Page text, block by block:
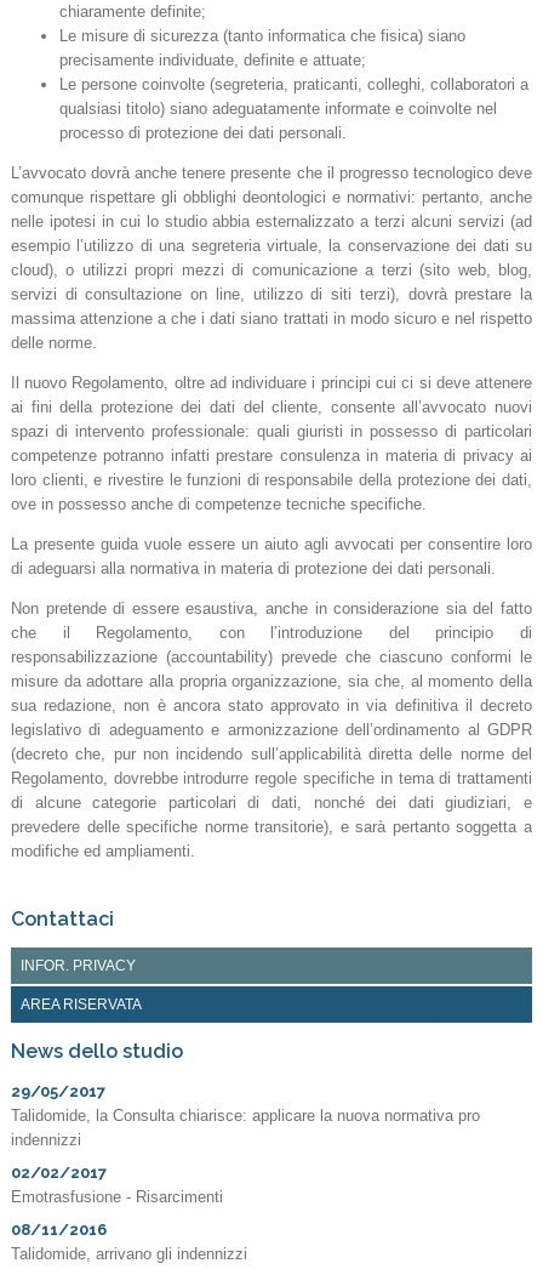
chiaramente definite;
Le misure di sicurezza (tanto informatica che fisica) siano
precisamente individuate, definite e attuate;
Le persone coinvolte (segreteria, praticanti, colleghi, collaboratori a
qualsiasi titolo) siano adeguatamente informate e coinvolte nel
processo di protezione dei dati personali.
L’avvocato dovrà anche tenere presente che il progresso tecnologico deve
comunque rispettare gli obblighi deontologici e normativi: pertanto, anche
nelle ipotesi in cui lo studio abbia esternalizzato a terzi alcuni servizi (ad
esempio l’utilizzo di una segreteria virtuale, la conservazione dei dati su
cloud), o utilizzi propri mezzi di comunicazione a terzi (sito web, blog,
servizi di consultazione on line, utilizzo di siti terzi), dovrà prestare la
massima attenzione a che i dati siano trattati in modo sicuro e nel rispetto
delle norme.
Il nuovo Regolamento, oltre ad individuare i principi cui ci si deve attenere
ai fini della protezione dei dati del cliente, consente all’avvocato nuovi
spazi di intervento professionale: quali giuristi in possesso di particolari
competenze potranno infatti prestare consulenza in materia di privacy ai
loro clienti, e rivestire le funzioni di responsabile della protezione dei dati,
ove in possesso anche di competenze tecniche specifiche.
La presente guida vuole essere un aiuto agli avvocati per consentire loro
di adeguarsi alla normativa in materia di protezione dei dati personali.
Non pretende di essere esaustiva, anche in considerazione sia del fatto
che il Regolamento, con l’introduzione del principio di
responsabilizzazione (accountability) prevede che ciascuno conformi le
misure da adottare alla propria organizzazione, sia che, al momento della
sua redazione, non è ancora stato approvato in via definitiva il decreto
legislativo di adeguamento e armonizzazione dell’ordinamento al GDPR
(decreto che, pur non incidendo sull’applicabilità diretta delle norme del
Regolamento, dovrebbe introdurre regole specifiche in tema di trattamenti
di alcune categorie particolari di dati, nonché dei dati giudiziari, e
prevedere delle specifiche norme transitorie), e sarà pertanto soggetta a
modifiche ed ampliamenti.
Contattaci
INFOR. PRIVACY
AREA RISERVATA
News dello studio
29/05/2017
Talidomide, la Consulta chiarisce: applicare la nuova normativa pro
indennizzi
02/02/2017
Emotrasfusione - Risarcimenti
08/11/2016
Talidomide, arrivano gli indennizzi